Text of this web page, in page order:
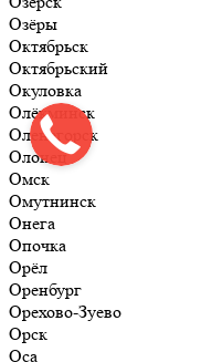
Озёры
Октябрьск
Октябрьский
Окуловка
Олёкминск
Оленегорск
Олонец
Омск
Омутнинск
Онега
Опочка
Орёл
Оренбург
Орехово-Зуево
Орск
Оса